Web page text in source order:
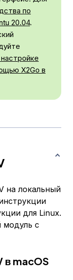
по
20.04.
X2Go в
на локальный
для Linux.
с
в macOS